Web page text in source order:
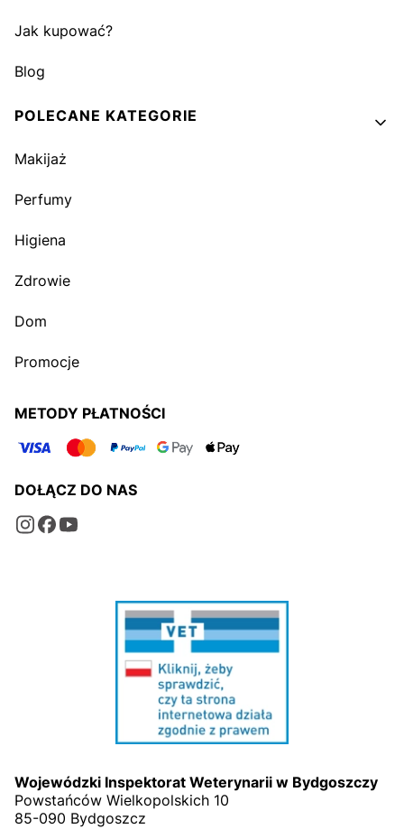
Jak kupować?
Blog
POLECANE KATEGORIE
Makijaż
Perfumy
Higiena
Zdrowie
Dom
Promocje
METODY PŁATNOŚCI
DOŁĄCZ DO NAS
Wojewódzki Inspektorat Weterynarii w Bydgoszczy
Powstańców Wielkopolskich 10
85-090 Bydgoszcz